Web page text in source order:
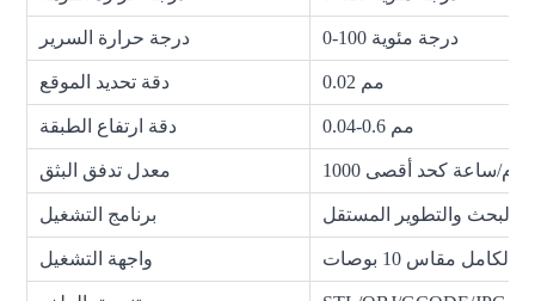
درجة حرارة السرير 0-100 درجة مئوية
دقة تحديد الموقع 0.02 مم
دقة ارتفاع الطبقة 0.04-0.6 مم
معدل تدفق البثق غرام/ساعة كحد أقصى
برنامج التشغيل البحث والتطوير المستقل
واجهة التشغيل مقاس 10 بوصات